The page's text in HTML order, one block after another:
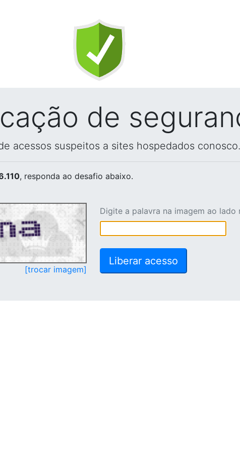
de
acessos suspeitos a sites hospedados conosco.
, responda ao desafio abaixo.
[trocar imagem]
Digite a palavra na imagem ao lado